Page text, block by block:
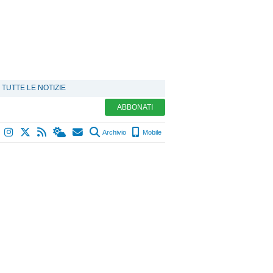
TUTTE LE NOTIZIE
ABBONATI
Archivio Mobile